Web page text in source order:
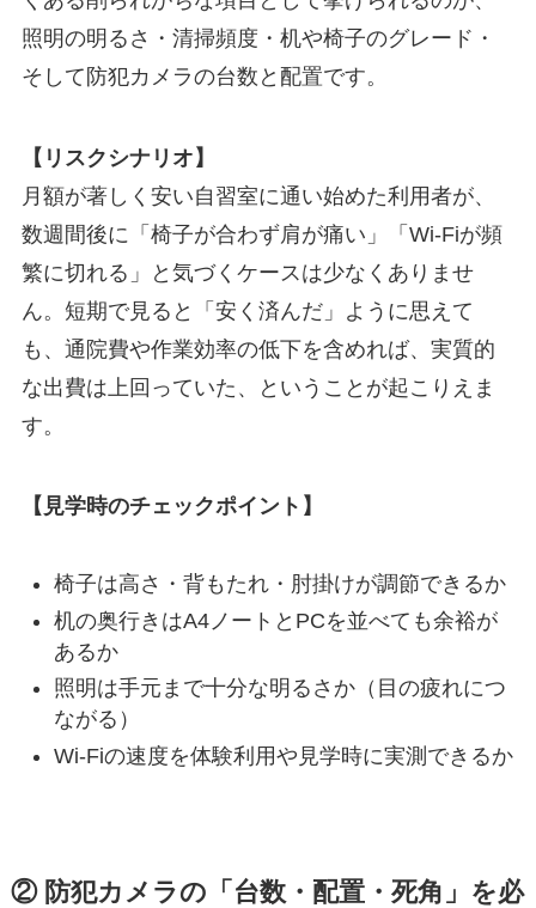
照明の明るさ・清掃頻度・机や椅子のグレード・
そして防犯カメラの台数と配置です。
【リスクシナリオ】
月額が著しく安い自習室に通い始めた利用者が、
数週間後に「椅子が合わず肩が痛い」「Wi-Fiが頻
繁に切れる」と気づくケースは少なくありませ
ん。短期で見ると「安く済んだ」ように思えて
も、通院費や作業効率の低下を含めれば、実質的
な出費は上回っていた、ということが起こりえま
す。
【見学時のチェックポイント】
椅子は高さ・背もたれ・肘掛けが調節できるか
机の奥行きはA4ノートとPCを並べても余裕が
あるか
照明は手元まで十分な明るさか（目の疲れにつ
ながる）
Wi-Fiの速度を体験利用や見学時に実測できるか
② 防犯カメラの「台数・配置・死角」を必